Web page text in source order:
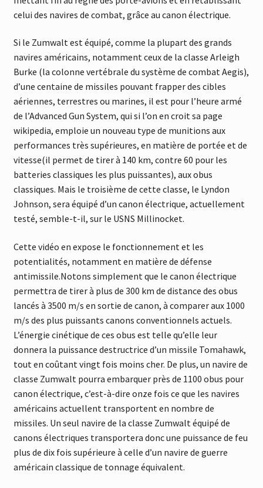
celui des navires de combat, grâce au canon électrique.
Si le Zumwalt est équipé, comme la plupart des grands
navires américains, notamment ceux de la classe Arleigh
Burke (la colonne vertébrale du système de combat Aegis),
d’une centaine de missiles pouvant frapper des cibles
aériennes, terrestres ou marines, il est pour l’heure armé
de l’Advanced Gun System, qui si l’on en croit sa page
wikipedia, emploie un nouveau type de munitions aux
performances très supérieures, en matière de portée et de
vitesse(il permet de tirer à 140 km, contre 60 pour les
batteries classiques les plus puissantes), aux obus
classiques. Mais le troisième de cette classe, le Lyndon
Johnson, sera équipé d’un canon électrique, actuellement
testé, semble-t-il, sur le USNS Millinocket.
Cette vidéo en expose le fonctionnement et les
potentialités, notamment en matière de défense
antimissile.Notons simplement que le canon électrique
permettra de tirer à plus de 300 km de distance des obus
lancés à 3500 m/s en sortie de canon, à comparer aux 1000
m/s des plus puissants canons conventionnels actuels.
L’énergie cinétique de ces obus est telle qu’elle leur
donnera la puissance destructrice d’un missile Tomahawk,
tout en coûtant vingt fois moins cher. De plus, un navire de
classe Zumwalt pourra embarquer près de 1100 obus pour
canon électrique, c’est-à-dire onze fois ce que les navires
américains actuellent transportent en nombre de
missiles. Un seul navire de la classe Zumwalt équipé de
canons électriques transportera donc une puissance de feu
plus de dix fois supérieure à celle d’un navire de guerre
américain classique de tonnage équivalent.